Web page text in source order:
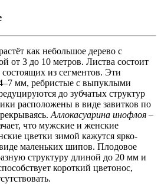
как небольшое дерево с
от 3 до 10 метров. Листва состоит
из сегментов. Эти
мм, ребристые с выпуклыми
до зубчатых структур
расположены в виде завитков по
Аллокасуарина инофлоя –
что мужские и женские
цветки зимой кажутся ярко-
маленьких шипов. Плодовое
структуру длиной до 20 мм и
короткий цветонос,